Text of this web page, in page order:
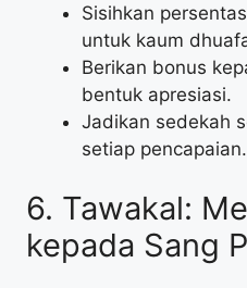
Sisihkan
untuk kaum
Berikan bonus
bentuk apresiasi.
Jadikan sedekah
setiap pencapaian.
6. Tawakal:
kepada Sang